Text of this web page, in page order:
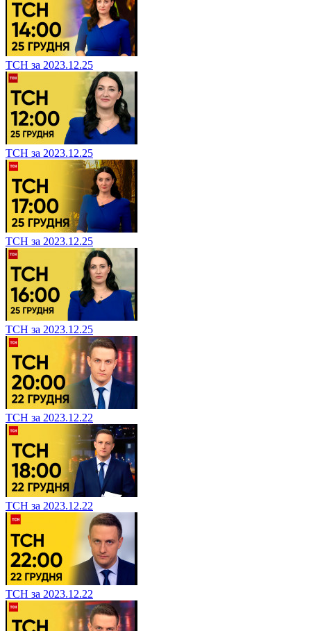
ТСН за 2023.12.25
ТСН за 2023.12.25
ТСН за 2023.12.25
ТСН за 2023.12.25
ТСН за 2023.12.22
ТСН за 2023.12.22
ТСН за 2023.12.22